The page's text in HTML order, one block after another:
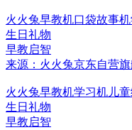
火火兔早教机口袋故事
生日礼物
早教启智
来源：火火兔京东自营
火火兔早教机学习机儿
生日礼物
早教启智